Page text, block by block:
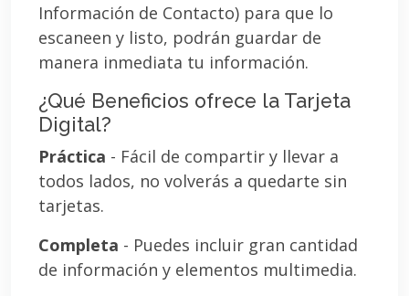
Información de Contacto) para que lo
escaneen y listo, podrán guardar de
manera inmediata tu información.
¿Qué Beneficios ofrece la Tarjeta
Digital?
Práctica - Fácil de compartir y llevar a
todos lados, no volverás a quedarte sin
tarjetas.
Completa - Puedes incluir gran cantidad
de información y elementos multimedia.